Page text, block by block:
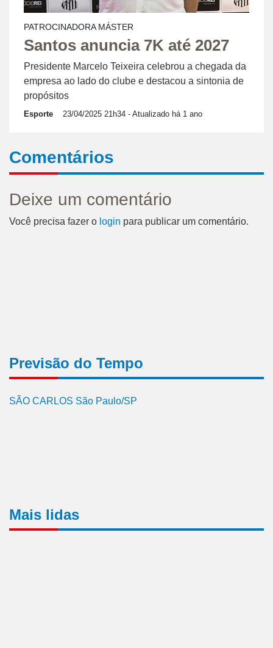
PATROCINADORA MÁSTER
Santos anuncia 7K até 2027
Presidente Marcelo Teixeira celebrou a chegada da
empresa ao lado do clube e destacou a sintonia de
propósitos
Esporte 23/04/2025 21h34 - Atualizado há 1 ano
Comentários
Deixe um comentário
Você precisa fazer o login para publicar um comentário.
Previsão do Tempo
SÃO CARLOS São Paulo/SP
Mais lidas